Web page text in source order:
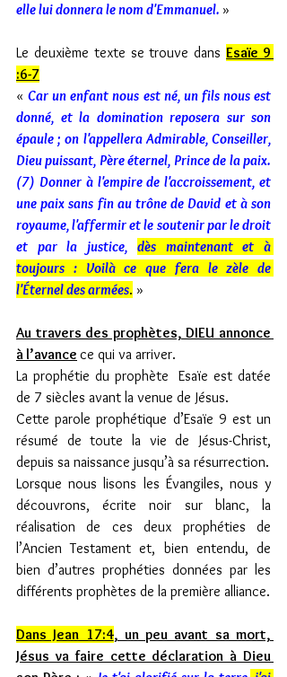
elle lui donnera le nom d'Emmanuel. »
Le deuxième texte se trouve dans Esaïe 9
:6-7
« Car un enfant nous est né, un fils nous est
donné, et la domination reposera sur son
épaule ; on l'appellera Admirable, Conseiller,
Dieu puissant, Père éternel, Prince de la paix.
(7) Donner à l'empire de l'accroissement, et
une paix sans fin au trône de David et à son
royaume, l'affermir et le soutenir par le droit
et par la justice, dès maintenant et à
toujours : Voilà ce que fera le zèle de
l'Éternel des armées. »
Au travers des prophètes, DIEU annonce
à l’avance ce qui va arriver.
La prophétie du prophète  Esaïe est datée
de 7 siècles avant la venue de Jésus.
Cette parole prophétique d’Esaïe 9 est un
résumé de toute la vie de Jésus-Christ,
Lorsque nous lisons les Évangiles, nous y
découvrons, écrite noir sur blanc, la
réalisation de ces deux prophéties de
l’Ancien Testament et, bien entendu, de
bien d’autres prophéties données par les
Dans Jean 17:4, un peu avant sa mort,
Jésus va faire cette déclaration à Dieu